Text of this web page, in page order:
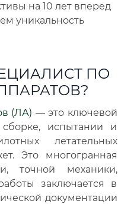
на 10 лет вперед
уникальность
ПО
(ЛА) — это ключевой
испытании и
летательных
Это многогранная
точной механики,
заключается в
документации